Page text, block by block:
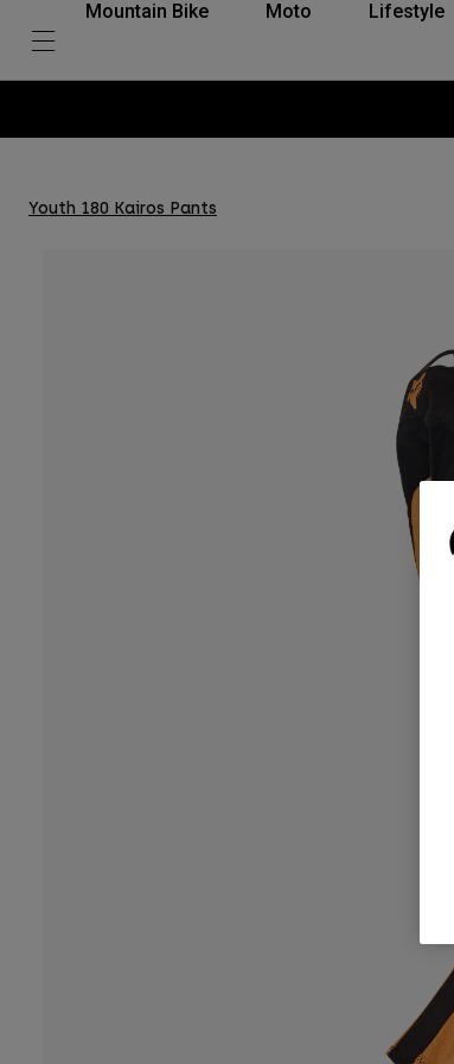
Mountain Bike Moto Lifestyle
Youth 180 Kairos Pants